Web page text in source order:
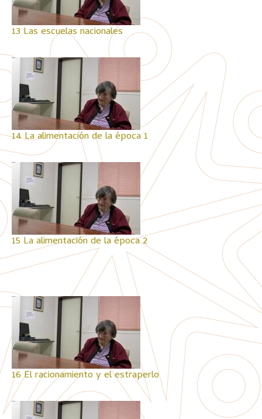
13 Las escuelas nacionales
14 La alimentación de la época 1
15 La alimentación de la época 2
16 El racionamiento y el estraperlo